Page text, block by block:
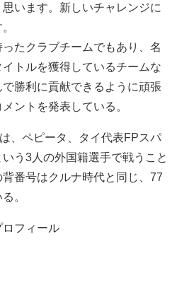
います。新しいチャレンジに
たクラブチームでもあり、名
トルを獲得しているチームな
勝利に貢献できるように頑張
ントを発表している。
、ペピータ、タイ代表FPスパ
う3人の外国籍選手で戦うこと
番号はクルナ時代と同じ、 77
。
ロフィール